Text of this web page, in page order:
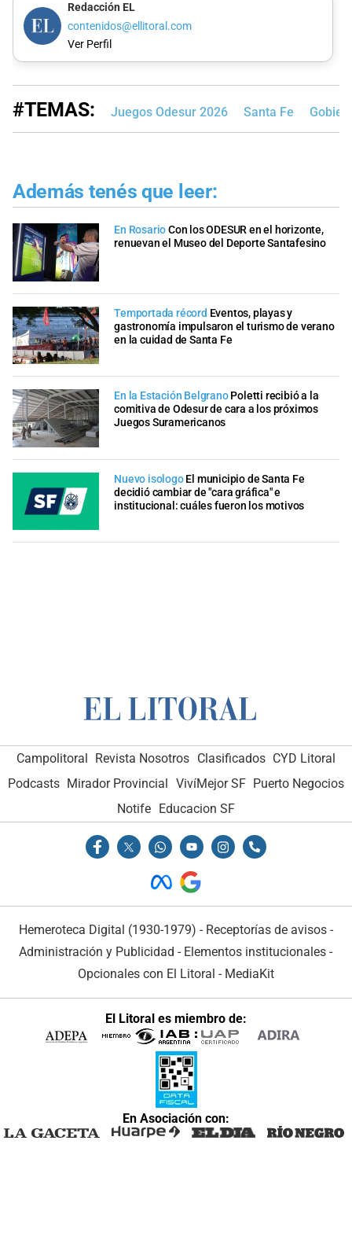
Redacción EL
contenidos@ellitoral.com
Ver Perfil
#TEMAS: Juegos Odesur 2026 Santa Fe
Además tenés que leer:
En RosarioCon los ODESUR en el horizonte,
renuevan el Museo del Deporte Santafesino
Temportada récord Eventos, playas y
gastronomía impulsaron el turismo de verano
en la cuidad de Santa Fe
En la Estación Belgrano Poletti recibió a la
comitiva de Odesur de cara a los próximos
Juegos Suramericanos
Nuevo isologo El municipio de Santa Fe
decidió cambiar de "cara gráfica" e
institucional: cuáles fueron los motivos
Campolitoral Revista Nosotros Clasificados CYD Litoral
Podcasts Mirador Provincial VivíMejor SF Puerto Negocios
Notife Educacion SF
Hemeroteca Digital (1930-1979) - Receptorías de avisos -
Administración y Publicidad - Elementos institucionales -
Opcionales con El Litoral - MediaKit
El Litoral es miembro de:
En Asociación con: